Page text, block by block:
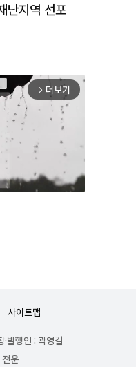
난지역 선포
arrow_forward_ios 더보기
사이트맵
·발행인 : 곽영길
전운